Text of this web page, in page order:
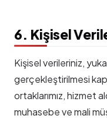
6. Kişisel
Kişisel verileriniz,
gerçekleştirilmesi
ortaklarımız, hizmet
muhasebe ve mali